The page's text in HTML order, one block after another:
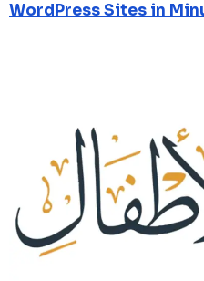
WordPress Sites in